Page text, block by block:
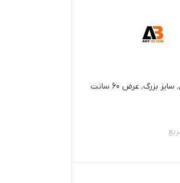
, سایز بزرگ, عرض 60 سانت